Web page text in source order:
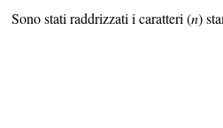
Sono stati raddrizzati i caratteri (n)